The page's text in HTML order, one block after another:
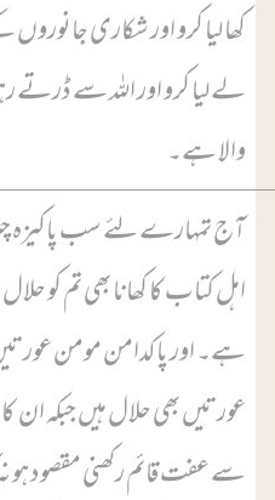
کھا لیا کرو اور شکاری
لے لیا کرو اور اللہ سے ڈرتے
والا ہے۔
آج تمہارے لئے سب پاکیزہ
اہل کتاب کا کھانا بھی تم کو
ہے۔ اور پاکدامن مومن
عورتیں بھی حلال ہیں جبکہ ان
سے عفت قائم رکھنی مقصود ہو